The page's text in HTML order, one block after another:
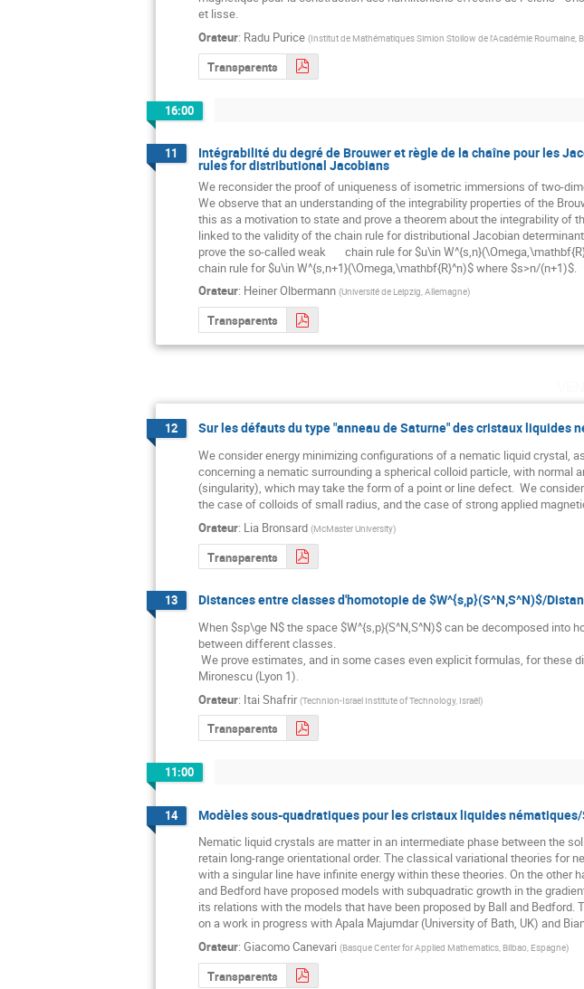
et lisse.
Orateur: Radu Purice (Institut de Mathématiques Simion Stoilow de l'Académie Roumaine,
Transparents
16:00
11 Intégrabilité du degré de Brouwer et règle de la chaîne pour les
rules for distributional Jacobians
We reconsider the proof of uniqueness of isometric immersions of two-
We observe that an understanding of the integrability properties of the
this as a motivation to state and prove a theorem about the integrability of
linked to the validity of the chain rule for distributional Jacobian
prove the so-called weak       chain rule for $u\in
chain rule for $u\in W^{s,n+1}(\Omega,\mathbf{R}^n)$ where $s>n/(n+1)$.
Orateur: Heiner Olbermann (Université de Leipzig, Allemagne)
Transparents
12 Sur les défauts du type "anneau de Saturne" des cristaux
We consider energy minimizing configurations of a nematic liquid crystal,
concerning a nematic surrounding a spherical colloid particle, with
(singularity), which may take the form of a point or line defect.  We
the case of colloids of small radius, and the case of strong applied
Orateur: Lia Bronsard (McMaster University)
Transparents
13 Distances entre classes d'homotopie de $W^{s,p}(S^N,S^N)$/
When $sp\ge N$ the space $W^{s,p}(S^N,S^N)$ can be decomposed
between different classes.
Mironescu (Lyon 1).
Orateur: Itai Shafrir (Technion-Israel Institute of Technology, Israël)
Transparents
11:00
14 Modèles sous-quadratiques pour les cristaux liquides
Nematic liquid crystals are matter in an intermediate phase between the
retain long-range orientational order. The classical variational theories for
with a singular line have infinite energy within these theories. On the
and Bedford have proposed models with subquadratic growth in the
its relations with the models that have been proposed by Ball and
on a work in progress with Apala Majumdar (University of Bath, UK) and
Orateur: Giacomo Canevari (Basque Center for Applied Mathematics, Bilbao, Espagne)
Transparents